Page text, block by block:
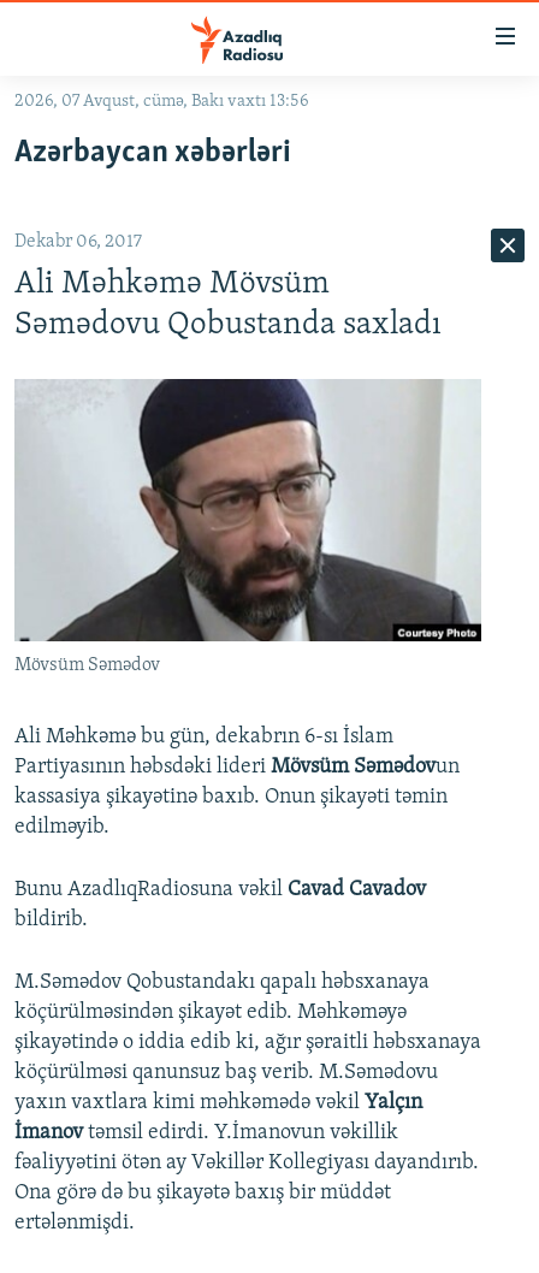
Əsas
qayıt
qayıt
Axtarışa
keç
FOTOQALEREYA
KARIKATURA
AZƏRBAYCAN ƏDƏBIYYATI KITABXANASI
İSLAM VƏ DEMOKRATIYA
PEŞƏ ETIKASI VƏ JURNALISTIKA STANDARTLARIMIZ
BIZIMLƏ ƏLAQƏ
XƏBƏR BÜLLETENLƏRIMIZ
2026, 07 Avqust, cümə, Bakı vaxtı 13:56
Azərbaycan xəbərləri
Dekabr 06, 2017
Ali Məhkəmə Mövsüm
Səmədovu Qobustanda saxladı
Mövsüm Səmədov
Ali Məhkəmə bu gün, dekabrın 6-sı İslam
Partiyasının həbsdəki lideri Mövsüm Səmədovun
kassasiya şikayətinə baxıb. Onun şikayəti təmin
edilməyib.
Bunu AzadlıqRadiosuna vəkil Cavad Cavadov
bildirib.
M.Səmədov Qobustandakı qapalı həbsxanaya
köçürülməsindən şikayət edib. Məhkəməyə
şikayətində o iddia edib ki, ağır şəraitli həbsxanaya
köçürülməsi qanunsuz baş verib. M.Səmədovu
yaxın vaxtlara kimi məhkəmədə vəkil Yalçın
İmanovtəmsil edirdi. Y.İmanovun vəkillik
fəaliyyətini ötən ay Vəkillər Kollegiyası dayandırıb.
Ona görə də bu şikayətə baxış bir müddət
ertələnmişdi.